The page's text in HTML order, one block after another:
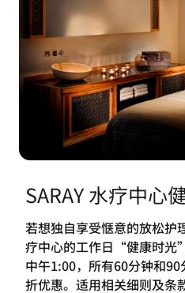
SARAY 水疗中心
若想独自享受惬意的放松护
疗中心的工作日“健康时光
中午1:00，所有60分钟和
折优惠。适用相关细则及条